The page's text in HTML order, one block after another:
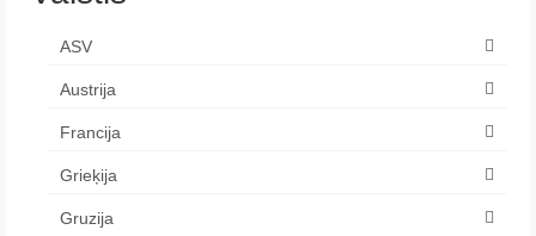
ASV
Austrija
Francija
Grieķija
Gruzija